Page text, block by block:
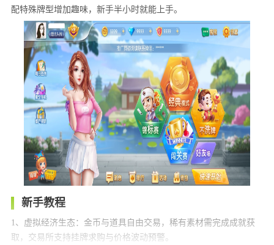
配特殊牌型增加趣味，新手半小时就能上手。
新手教程
1、虚拟经济生态：金币与道具自由交易，稀有素材需完成成就获
取，交易所支持挂牌求购与价格波动预警。